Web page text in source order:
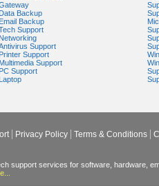
Data Backup
Email Backup
Support
Networking
Support
Printer Support
Multimedia Support
PC Support
Laptop
Privacy Policy Terms & Conditions
support services for software, hardware,